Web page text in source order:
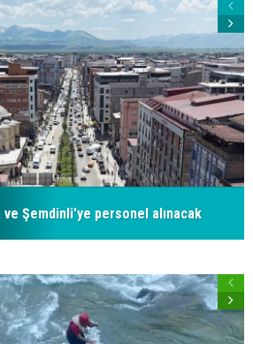
Şemdinli'ye personel alınacak